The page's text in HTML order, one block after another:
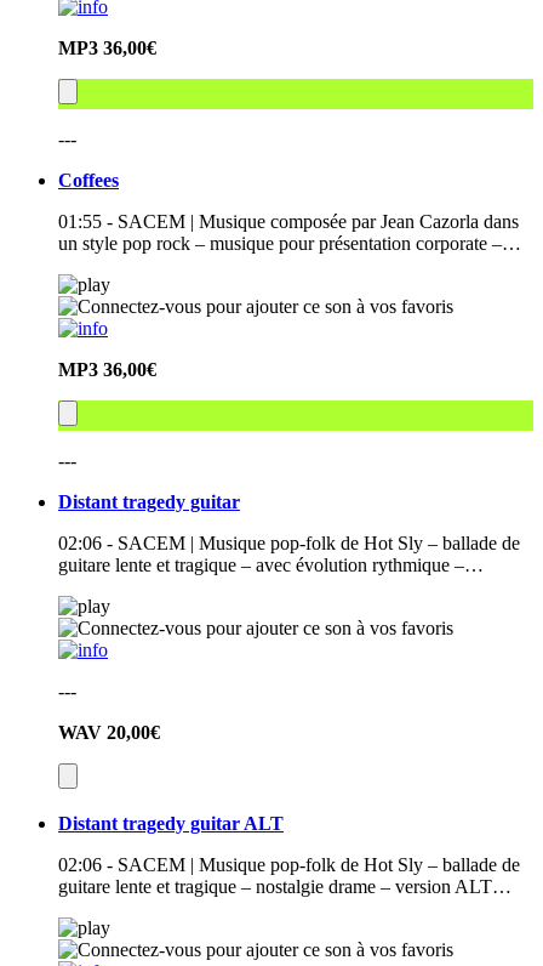
MP3 36,00€
---
Coffees
01:55 - SACEM | Musique composée par Jean Cazorla dans
un style pop rock – musique pour présentation corporate –…
MP3 36,00€
---
Distant tragedy guitar
02:06 - SACEM | Musique pop-folk de Hot Sly – ballade de
guitare lente et tragique – avec évolution rythmique –…
---
WAV 20,00€
Distant tragedy guitar ALT
02:06 - SACEM | Musique pop-folk de Hot Sly – ballade de
guitare lente et tragique – nostalgie drame – version ALT…